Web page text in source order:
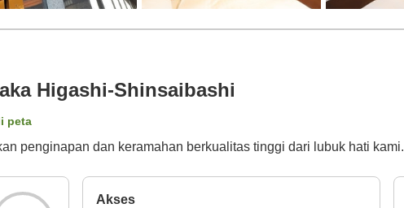
Higashi-Shinsaibashi
peta
penginapan dan keramahan berkualitas tinggi dari lubuk hati kami.
Akses